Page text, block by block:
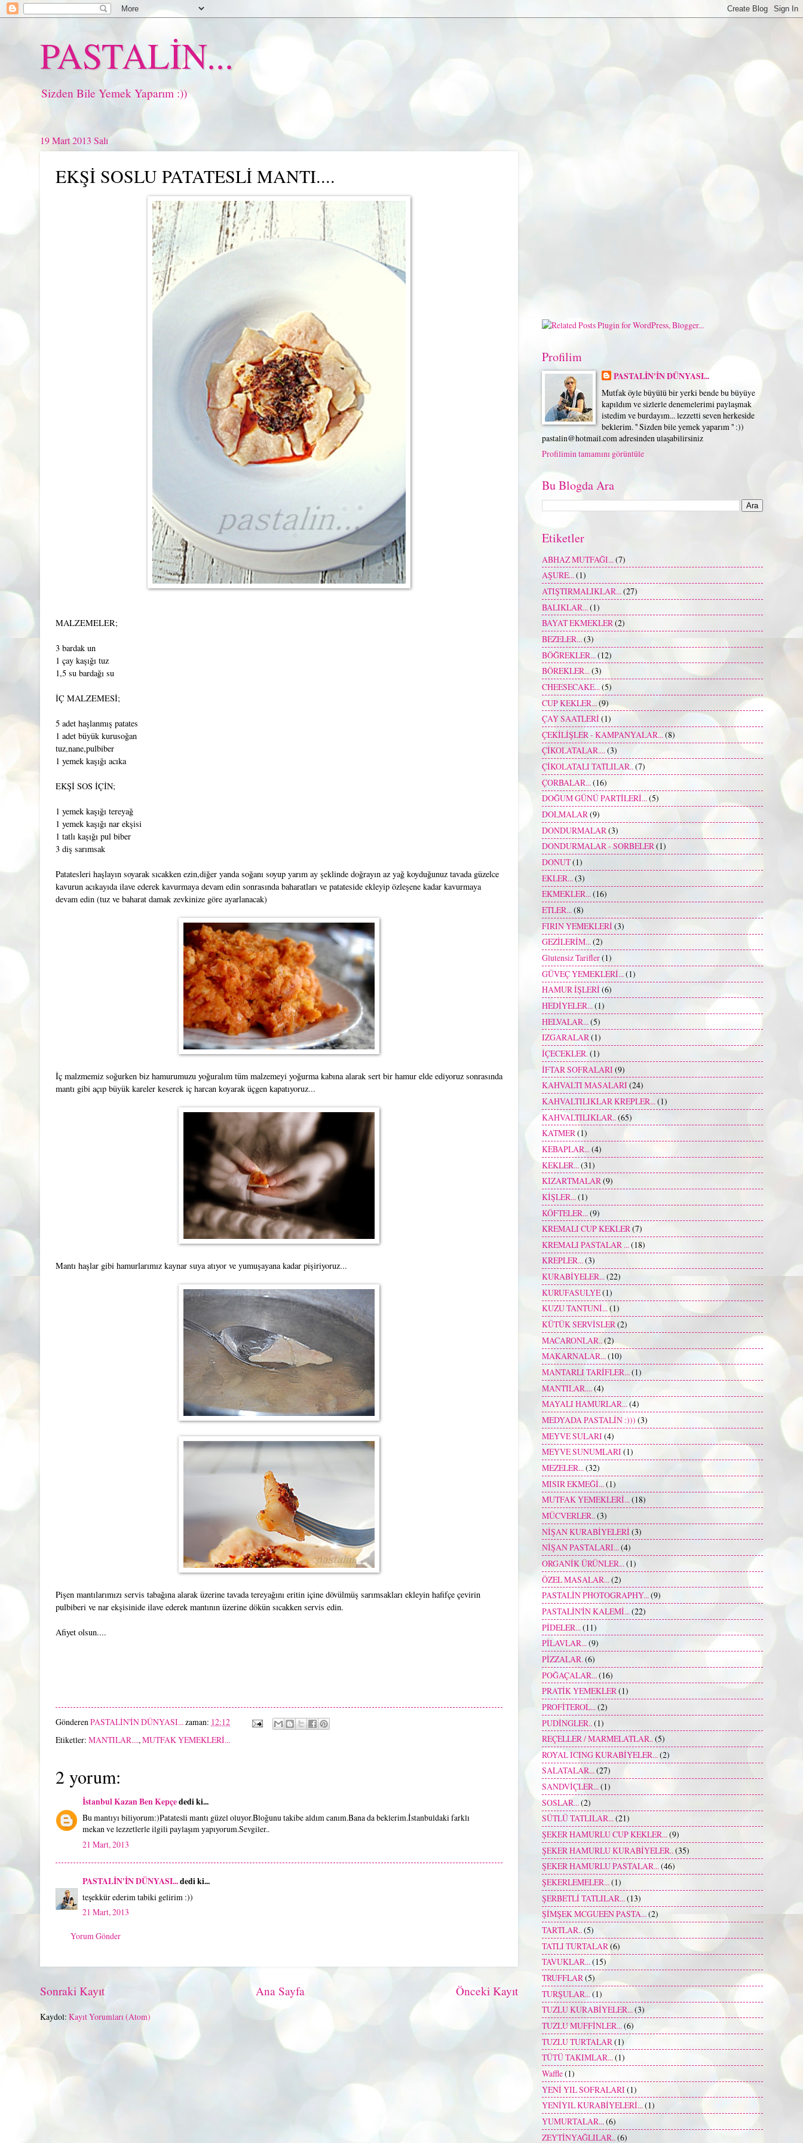
PASTALİN...
Sizden Bile Yemek Yaparım :))
19 Mart 2013 Salı
EKŞİ SOSLU PATATESLİ MANTI....
MALZEMELER;
3 bardak un
1 çay kaşığı tuz
1,5 su bardağı su
İÇ MALZEMESİ;
5 adet haşlanmış patates
1 adet büyük kurusoğan
tuz,nane,pulbiber
1 yemek kaşığı acıka
EKŞİ SOS İÇİN;
1 yemek kaşığı tereyağ
1 yemek kaşığı nar ekşisi
1 tatlı kaşığı pul biber
3 diş sarımsak
Patatesleri haşlayın soyarak sıcakken ezin,diğer yanda soğanı soyup yarım ay şeklinde doğrayın az yağ koyduğunuz tavada güzelce
kavurun acıkayıda ilave ederek kavurmaya devam edin sonrasında baharatları ve patateside ekleyip özleşene kadar kavurmaya
devam edin (tuz ve baharat damak zevkinize göre ayarlanacak)
İç malzmemiz soğurken biz hamurumuzu yoğuralım tüm malzemeyi yoğurma kabına alarak sert bir hamur elde ediyoruz sonrasında
mantı gibi açıp büyük kareler keserek iç harcan koyarak üçgen kapatıyoruz...
Mantı haşlar gibi hamurlarımız kaynar suya atıyor ve yumuşayana kadar pişiriyoruz...
Pişen mantılarımızı servis tabağına alarak üzerine tavada tereyağını eritin içine dövülmüş sarımsakları ekleyin hafifçe çevirin
pulbiberi ve nar ekşisinide ilave ederek mantının üzerine dökün sıcakken servis edin.
Afiyet olsun....
GönderenPASTALİN'İN DÜNYASI...zaman: 12:12
Etiketler: MANTILAR...., MUTFAK YEMEKLERİ...
2 yorum:
İstanbul Kazan Ben Kepçededi ki...
Bu mantıyı biliyorum:)Patatesli mantı güzel oluyor.Bloğunu takibe aldım canım.Bana da beklerim.İstanbuldaki farklı
mekan ve lezzetlerle ilgili paylaşım yapıyorum.Sevgiler..
21 Mart, 2013
PASTALİN'İN DÜNYASI...dedi ki...
teşekkür ederim tabiki gelirim :))
21 Mart, 2013
Yorum Gönder
Sonraki Kayıt Önceki Kayıt
Ana Sayfa
Kaydol: Kayıt Yorumları (Atom)
Profilim
PASTALİN'İN DÜNYASI...
Mutfak öyle büyülü bir yerki bende bu büyüye
kapıldım ve sizlerle denemelerimi paylaşmak
istedim ve burdayım... lezzetti seven herkeside
beklerim. '' Sizden bile yemek yaparım '' :))
pastalin@hotmail.com adresinden ulaşabilirsiniz
Profilimin tamamını görüntüle
Bu Blogda Ara
Etiketler
ABHAZ MUTFAĞI... (7)
AŞURE...(1)
ATIŞTIRMALIKLAR...(27)
BALIKLAR... (1)
BAYAT EKMEKLER(2)
BEZELER...(3)
BÖĞREKLER...(12)
BÖREKLER...(3)
CHEESECAKE...(5)
CUP KEKLER...(9)
ÇAY SAATLERİ (1)
ÇEKİLİŞLER - KAMPANYALAR...(8)
ÇİKOLATALAR....(3)
ÇİKOLATALI TATLILAR..(7)
ÇORBALAR... (16)
DOĞUM GÜNÜ PARTİLERİ...(5)
DOLMALAR(9)
DONDURMALAR (3)
DONDURMALAR - SORBELER(1)
DONUT(1)
EKLER...(3)
EKMEKLER...(16)
ETLER...(8)
FIRIN YEMEKLERİ (3)
GEZİLERİM...(2)
Glutensiz Tarifler(1)
GÜVEÇ YEMEKLERİ...(1)
HAMUR İŞLERİ (6)
HEDİYELER...(1)
HELVALAR... (5)
IZGARALAR(1)
İÇECEKLER.(1)
İFTAR SOFRALARI (9)
KAHVALTI MASALARI(24)
KAHVALTILIKLAR KREPLER...(1)
KAHVALTILIKLAR.. (65)
KATMER(1)
KEBAPLAR...(4)
KEKLER... (31)
KIZARTMALAR(9)
KİŞLER...(1)
KÖFTELER... (9)
KREMALI CUP KEKLER(7)
KREMALI PASTALAR ...(18)
KREPLER...(3)
KURABİYELER...(22)
KURUFASULYE(1)
KUZU TANTUNİ...(1)
KÜTÜK SERVİSLER(2)
MACARONLAR.. (2)
MAKARNALAR...(10)
MANTARLI TARİFLER...(1)
MANTILAR.... (4)
MAYALI HAMURLAR...(4)
MEDYADA PASTALİN :))) (3)
MEYVE SULARI (4)
MEYVE SUNUMLARI (1)
MEZELER...(32)
MISIR EKMEĞİ...(1)
MUTFAK YEMEKLERİ...(18)
MÜCVERLER..(3)
NİŞAN KURABİYELERİ (3)
NİŞAN PASTALARI...(4)
ORGANİK ÜRÜNLER...(1)
ÖZEL MASALAR... (2)
PASTALİN PHOTOGRAPHY...(9)
PASTALİN'İN KALEMİ...(22)
PİDELER...(11)
PİLAVLAR...(9)
PİZZALAR.(6)
POĞAÇALAR... (16)
PRATİK YEMEKLER(1)
PROFİTEROL...(2)
PUDİNGLER.. (1)
REÇELLER / MARMELATLAR..(5)
ROYAL ICING KURABİYELER...(2)
SALATALAR...(27)
SANDVİÇLER...(1)
SOSLAR... (2)
SÜTLÜ TATLILAR...(21)
ŞEKER HAMURLU CUP KEKLER...(9)
ŞEKER HAMURLU KURABİYELER.. (35)
ŞEKER HAMURLU PASTALAR...(46)
ŞEKERLEMELER...(1)
ŞERBETLİ TATLILAR... (13)
ŞİMŞEK MCGUEEN PASTA...(2)
TARTLAR..(5)
TATLI TURTALAR (6)
TAVUKLAR...(15)
TRUFFLAR(5)
TURŞULAR... (1)
TUZLU KURABİYELER...(3)
TUZLU MUFFİNLER...(6)
TUZLU TURTALAR (1)
TÜTÜ TAKIMLAR...(1)
Waffle(1)
YENİ YIL SOFRALARI(1)
YENİYIL KURABİYELERİ...(1)
YUMURTALAR...(6)
ZEYTİNYAĞLILAR.. (6)